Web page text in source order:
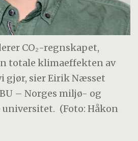
CO₂-regnskapet,
totale klimaeffekten av
gjør, sier Eirik Næsset
– Norges miljø- og
(Foto: Håkon